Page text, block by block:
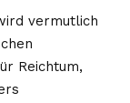
vermutlich
Reichtum,